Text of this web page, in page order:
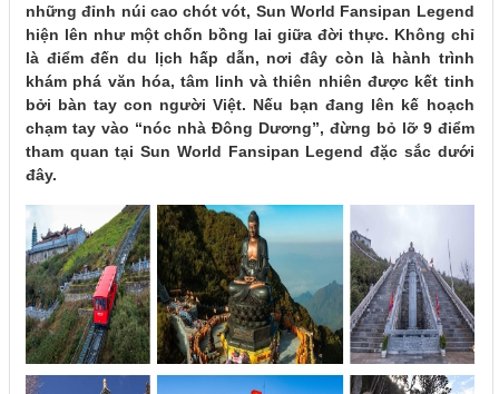
những đỉnh núi cao chót vót, Sun World Fansipan Legend
hiện lên như một chốn bồng lai giữa đời thực. Không chỉ
là điểm đến du lịch hấp dẫn, nơi đây còn là hành trình
khám phá văn hóa, tâm linh và thiên nhiên được kết tinh
bởi bàn tay con người Việt. Nếu bạn đang lên kế hoạch
chạm tay vào “nóc nhà Đông Dương”, đừng bỏ lỡ 9 điểm
tham quan tại Sun World Fansipan Legend đặc sắc dưới
đây.